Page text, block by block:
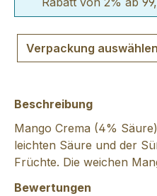
Verpackung auswählen
Beschreibung
Mango Crema (4%
leichten Säure und der
Früchte. Die weichen
Bewertungen